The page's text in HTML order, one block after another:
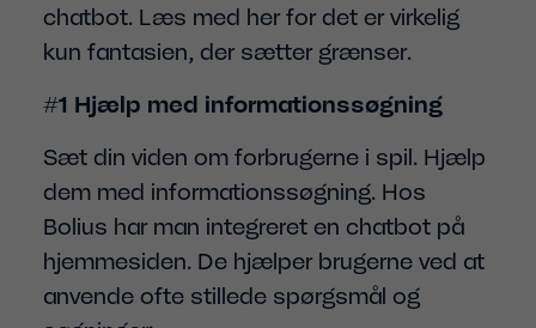
chatbot. Læs med her for det er virkelig
kun fantasien, der sætter grænser.
#1 Hjælp med informationssøgning
Sæt din viden om forbrugerne i spil. Hjælp
dem med informationssøgning. Hos
Bolius har man integreret en chatbot på
hjemmesiden. De hjælper brugerne ved at
anvende ofte stillede spørgsmål og